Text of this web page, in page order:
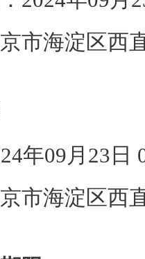
市海淀区西
年09月23日
市海淀区西